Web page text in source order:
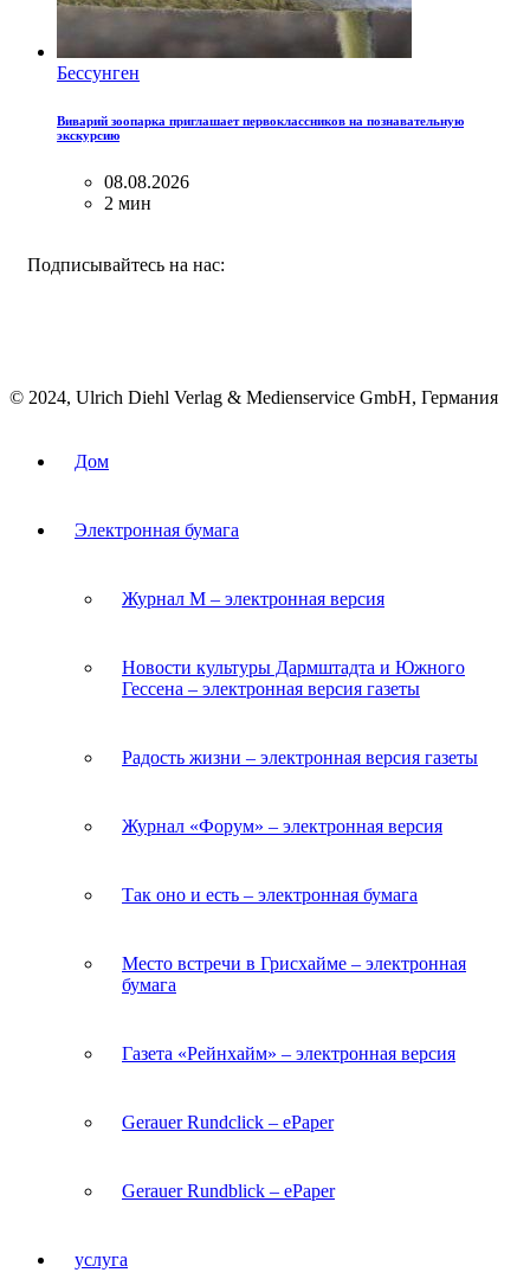
Бессунген
Виварий зоопарка приглашает первоклассников на познавательную
экскурсию
08.08.2026
2 мин
Подписывайтесь на нас:
© 2024, Ulrich Diehl Verlag & Medienservice GmbH, Германия
Дом
Электронная бумага
Журнал M – электронная версия
Новости культуры Дармштадта и Южного
Гессена – электронная версия газеты
Радость жизни – электронная версия газеты
Журнал «Форум» – электронная версия
Так оно и есть – электронная бумага
Место встречи в Грисхайме – электронная
бумага
Газета «Рейнхайм» – электронная версия
Gerauer Rundclick – ePaper
Gerauer Rundblick – ePaper
услуга